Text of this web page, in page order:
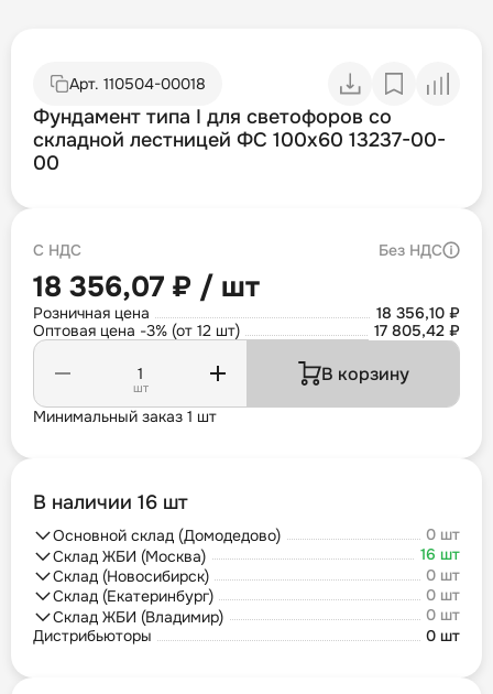
Арт. 110504-00018
Фундамент типа I для светофоров со
складной лестницей ФС 100х60 13237-00-
00
С НДС Без НДС
18 356,07 ₽ / шт
Розничная цена
18 356,10 ₽
Оптовая цена -3% (от 12 шт)
17 805,42 ₽
шт
В корзину
Минимальный заказ 1 шт
В наличии 16 шт
Основной склад (Домодедово)
0 шт
Склад ЖБИ (Москва)
16 шт
Склад (Новосибирск)
0 шт
Склад (Екатеринбург)
0 шт
Склад ЖБИ (Владимир)
0 шт
Дистрибьюторы
0 шт